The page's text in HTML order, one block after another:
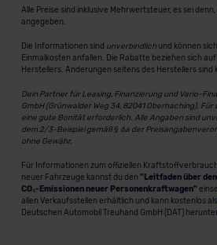
Alle Preise sind inklusive Mehrwertsteuer, es sei
angegeben.
Die Informationen sind unverbindlichund können
Einmalkosten anfallen. Die Rabatte beziehen sich
Herstellers. Änderungen seitens des Herstellers sind
Dein Partner für Leasing, Finanzierung und Vario-
GmbH (Grünwalder Weg 34, 82041 Oberhaching).
eine gute Bonität erforderlich. Alle Angaben sind
dem 2/3-Beispiel gemäß § 6a der
ohne Gewähr.
Für Informationen zum offiziellen
neuer Fahrzeuge kannst du den "Leitfaden über
CO₂-Emissionen neuer Personenkraftwagen"
allen Verkaufsstellen erhältlich und kann kostenlos als
Deutschen Automobil Treuhand GmbH (DAT)